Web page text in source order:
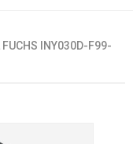
INY030D-F99-